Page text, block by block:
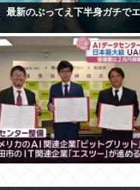
最新のぶってえ下半身ガチで